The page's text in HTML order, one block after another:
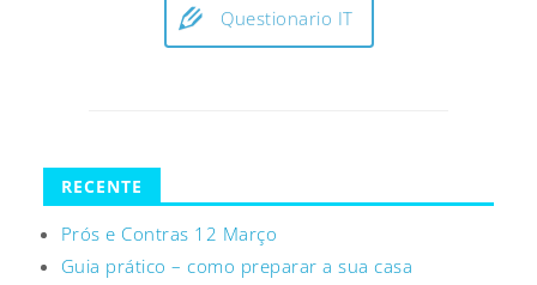
Questionario IT
RECENTE
Prós e Contras 12 Março
Guia prático – como preparar a sua casa